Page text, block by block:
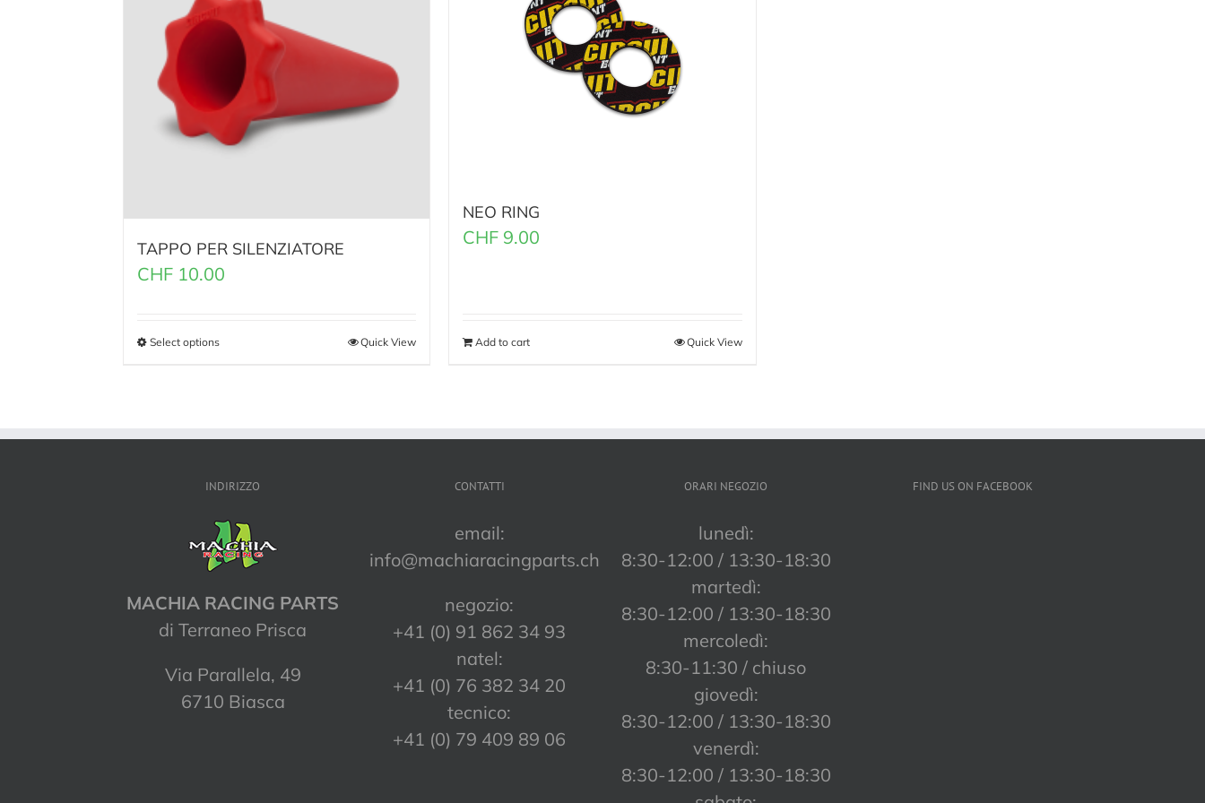
TAPPO PER SILENZIATORE
CHF 10.00
Select options Quick View
NEO RING
CHF 9.00
Add to cart Quick View
INDIRIZZO
MACHIA RACING PARTS
di Terraneo Prisca
Via Parallela, 49
6710 Biasca
CONTATTI
email:
info@machiaracingparts.ch
negozio:
+41 (0) 91 862 34 93
natel:
+41 (0) 76 382 34 20
tecnico:
+41 (0) 79 409 89 06
ORARI NEGOZIO
lunedì:
8:30-12:00 / 13:30-18:30
martedì:
8:30-12:00 / 13:30-18:30
mercoledì:
8:30-11:30 / chiuso
giovedì:
8:30-12:00 / 13:30-18:30
venerdì:
8:30-12:00 / 13:30-18:30
FIND US ON FACEBOOK